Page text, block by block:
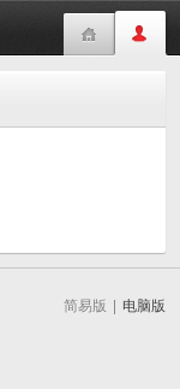
简易版 电脑版